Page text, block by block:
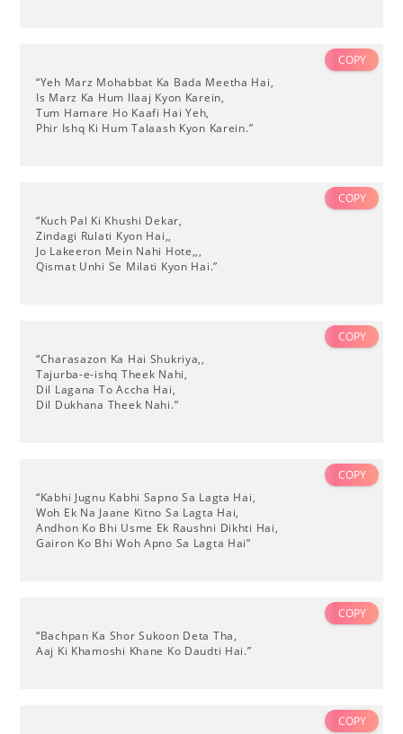
“Yeh Marz Mohabbat Ka Bada Meetha Hai,
Is Marz Ka Hum Ilaaj Kyon Karein,
Tum Hamare Ho Kaafi Hai Yeh,
Phir Ishq Ki Hum Talaash Kyon Karein.”
COPY
“Kuch Pal Ki Khushi Dekar,
Zindagi Rulati Kyon Hai,,
Jo Lakeeron Mein Nahi Hote,,,
Qismat Unhi Se Milati Kyon Hai.”
COPY
“Charasazon Ka Hai Shukriya,,
Tajurba-e-ishq Theek Nahi,
Dil Lagana To Accha Hai,
Dil Dukhana Theek Nahi.”
COPY
“Kabhi Jugnu Kabhi Sapno Sa Lagta Hai,
Woh Ek Na Jaane Kitno Sa Lagta Hai,
Andhon Ko Bhi Usme Ek Raushni Dikhti Hai,
Gairon Ko Bhi Woh Apno Sa Lagta Hai”
COPY
“Bachpan Ka Shor Sukoon Deta Tha,
Aaj Ki Khamoshi Khane Ko Daudti Hai.”
COPY
COPY